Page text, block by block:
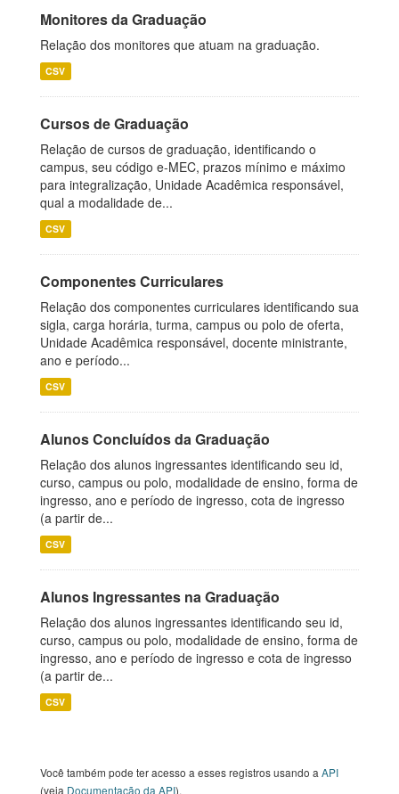
Monitores da Graduação
Relação dos monitores que atuam na graduação.
CSV
Cursos de Graduação
Relação de cursos de graduação, identificando o
campus, seu código e-MEC, prazos mínimo e máximo
para integralização, Unidade Acadêmica responsável,
qual a modalidade de...
CSV
Componentes Curriculares
Relação dos componentes curriculares identificando sua
sigla, carga horária, turma, campus ou polo de oferta,
Unidade Acadêmica responsável, docente ministrante,
ano e período...
CSV
Alunos Concluídos da Graduação
Relação dos alunos ingressantes identificando seu id,
curso, campus ou polo, modalidade de ensino, forma de
ingresso, ano e período de ingresso, cota de ingresso
(a partir de...
CSV
Alunos Ingressantes na Graduação
Relação dos alunos ingressantes identificando seu id,
curso, campus ou polo, modalidade de ensino, forma de
ingresso, ano e período de ingresso e cota de ingresso
(a partir de...
CSV
Você também pode ter acesso a esses registros usando a API
(veja Documentação da API).